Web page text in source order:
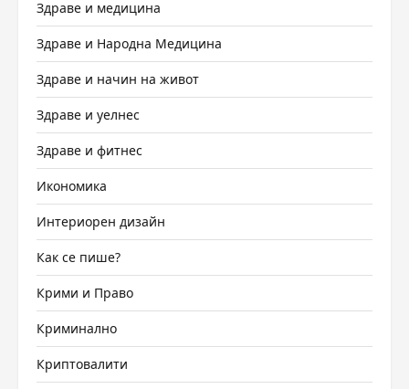
Здраве и медицина
Здраве и Народна Медицина
Здраве и начин на живот
Здраве и уелнес
Здраве и фитнес
Икономика
Интериорен дизайн
Как се пише?
Крими и Право
Криминално
Криптовалити